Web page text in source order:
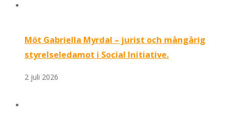
Möt Gabriella Myrdal – jurist och mångårig
styrelseledamot i Social Initiative.
2 juli 2026